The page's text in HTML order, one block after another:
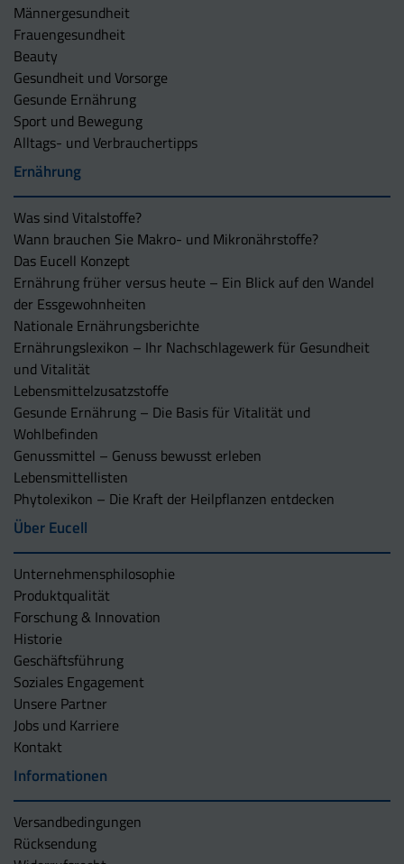
Männergesundheit
Frauengesundheit
Beauty
Gesundheit und Vorsorge
Gesunde Ernährung
Sport und Bewegung
Alltags- und Verbrauchertipps
Ernährung
Was sind Vitalstoffe?
Wann brauchen Sie Makro- und Mikronährstoffe?
Das Eucell Konzept
Ernährung früher versus heute – Ein Blick auf den Wandel
der Essgewohnheiten
Nationale Ernährungsberichte
Ernährungslexikon – Ihr Nachschlagewerk für Gesundheit
und Vitalität
Lebensmittelzusatzstoffe
Gesunde Ernährung – Die Basis für Vitalität und
Wohlbefinden
Genussmittel – Genuss bewusst erleben
Lebensmittellisten
Phytolexikon – Die Kraft der Heilpflanzen entdecken
Über Eucell
Unternehmens­philosophie
Produktqualität
Forschung & Innovation
Historie
Geschäftsführung
Soziales Engagement
Unsere Partner
Jobs und Karriere
Kontakt
Informationen
Versandbedingungen
Rücksendung